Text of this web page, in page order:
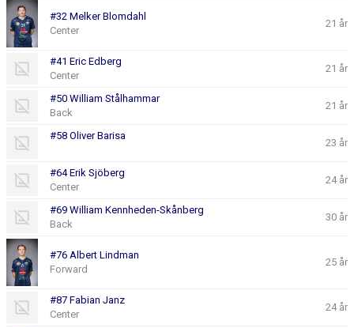
#32 Melker Blomdahl
Center
21 år
#41 Eric Edberg
Center
21 år
#50 William Stålhammar
Back
21 år
#58 Oliver Barisa
23 år
#64 Erik Sjöberg
Center
24 år
#69 William Kennheden-Skånberg
Back
30 år
#76 Albert Lindman
Forward
25 år
#87 Fabian Janz
Center
24 år